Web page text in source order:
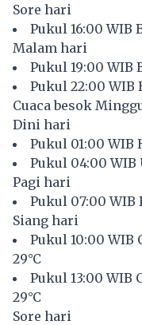
Sore hari
Pukul 16:00 WIB
Malam hari
Pukul 19:00 WIB
Pukul 22:00 WIB
Cuaca besok
Dini hari
Pukul 01:00 WIB
Pukul 04:00 WIB
Pagi hari
Pukul 07:00 WIB
Siang hari
Pukul 10:00 WIB
29°C
Pukul 13:00 WIB
29°C
Sore hari